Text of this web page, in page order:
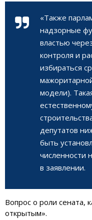
«Также
надзорные
властью
контроля и
избираться
модели).
депутатов
быть
численности
в заявлении.
Вопрос о роли сената,
открытым».